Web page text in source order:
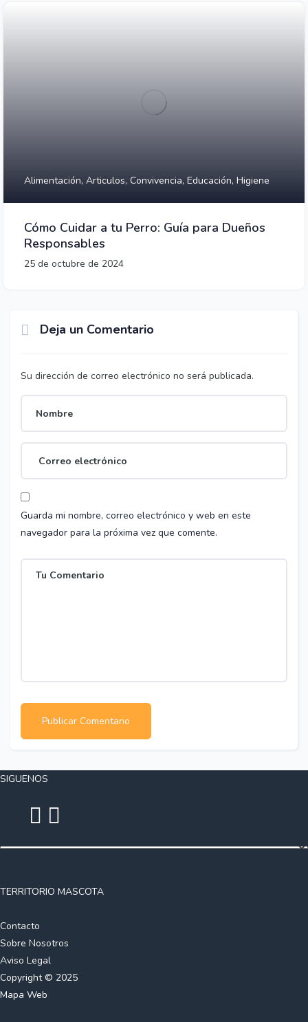
Alimentación, Articulos, Convivencia, Educación, Higiene
Cómo Cuidar a tu Perro: Guía para Dueños
Responsables
25 de octubre de 2024
Deja un Comentario
Su dirección de correo electrónico no será publicada.
Guarda mi nombre, correo electrónico y web en este
navegador para la próxima vez que comente.
SIGUENOS
TERRITORIO MASCOTA
Contacto
Sobre Nosotros
Aviso Legal
Copyright © 2025
Mapa Web